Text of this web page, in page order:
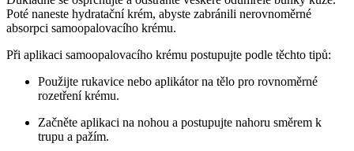
Poté naneste hydratační krém, abyste zabránili nerovnoměrné
absorpci samoopalovacího krému.
Při aplikaci samoopalovacího krému postupujte podle těchto tipů:
Použijte rukavice nebo aplikátor na tělo pro rovnoměrné
rozetření krému.
Začněte aplikaci na nohou a postupujte nahoru směrem k
trupu a pažím.